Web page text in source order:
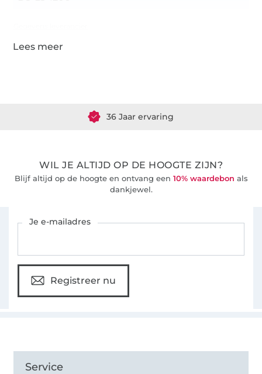
36 Jaar ervaring
WIL JE ALTIJD OP DE HOOGTE ZIJN?
Blijf altijd op de hoogte en ontvang een 10% waardebon als
dankjewel.
Je e-mailadres
Registreer nu
Service